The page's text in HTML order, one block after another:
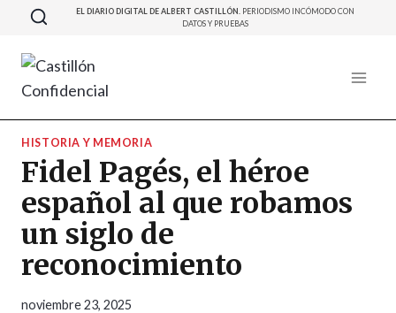
Saltar
contenido
EL DIARIO DIGITAL DE ALBERT CASTILLÓN. PERIODISMO INCÓMODO CON
DATOS Y PRUEBAS
HISTORIA Y MEMORIA
Fidel Pagés, el héroe
español al que robamos
un siglo de
reconocimiento
noviembre 23, 2025